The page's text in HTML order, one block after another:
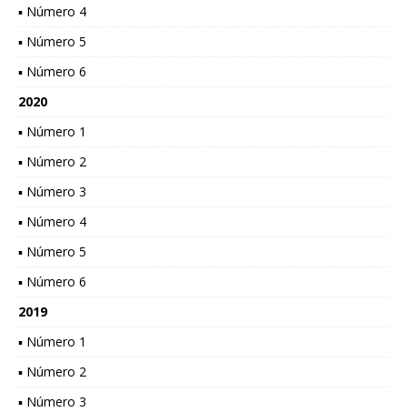
▪ Número 4
▪ Número 5
▪ Número 6
2020
▪ Número 1
▪ Número 2
▪ Número 3
▪ Número 4
▪ Número 5
▪ Número 6
2019
▪ Número 1
▪ Número 2
▪ Número 3